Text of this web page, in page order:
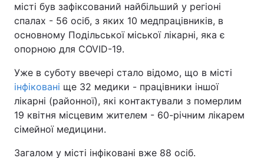
місті був зафіксований найбільший у регіоні
спалах - 56 осіб, з яких 10 медпрацівників, в
основному Подільської міської лікарні, яка є
опорною для COVID-19.
Уже в суботу ввечері стало відомо, що в місті
інфіковані ще 32 медики - працівники іншої
лікарні (районної), які контактували з померлим
19 квітня місцевим жителем - 60-річним лікарем
сімейної медицини.
Загалом у місті інфіковані вже 88 осіб.